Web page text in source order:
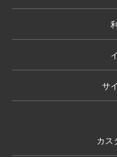
サ
カス